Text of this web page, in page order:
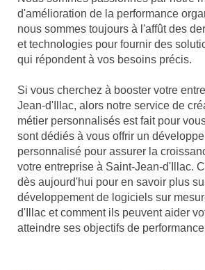
d'amélioration de la performance
nous sommes toujours à l'affût des
et technologies pour fournir des
qui répondent à vos besoins précis.
Si vous cherchez à booster votre
Jean-d'Illac, alors notre service de
métier personnalisés est fait pour
sont dédiés à vous offrir un
personnalisé pour assurer la
votre entreprise à Saint-Jean-d'Illac.
dès aujourd'hui pour en savoir plus
développement de logiciels sur
d'Illac et comment ils peuvent aider
atteindre ses objectifs de